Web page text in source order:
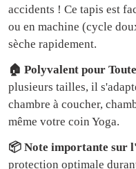
accidents ! Ce tapis est
ou en machine (cycle
sèche rapidement.
🏠 Polyvalent pour
plusieurs tailles, il
chambre à coucher,
même votre coin Yoga.
📦 Note importante sur
protection optimale